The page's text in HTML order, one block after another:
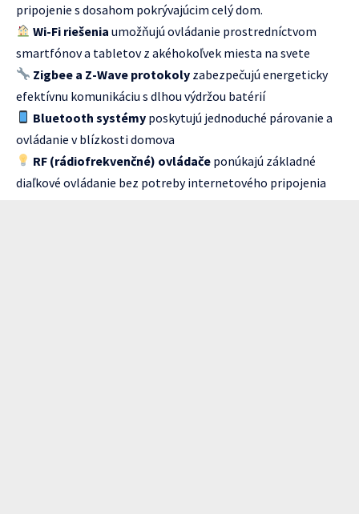
pripojenie s dosahom pokrývajúcim celý dom.
Wi-Fi riešenia umožňujú ovládanie prostredníctvom
smartfónov a tabletov z akéhokoľvek miesta na svete
Zigbee a Z-Wave protokoly zabezpečujú energeticky
efektívnu komunikáciu s dlhou výdržou batérií
Bluetooth systémy poskytujú jednoduché párovanie a
ovládanie v blízkosti domova
RF (rádiofrekvenčné) ovládače ponúkajú základné
diaľkové ovládanie bez potreby internetového pripojenia